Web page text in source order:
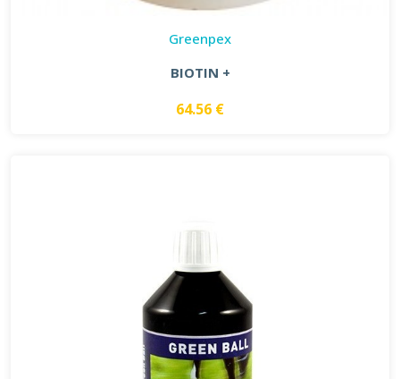
Greenpex
BIOTIN +
64.56 €